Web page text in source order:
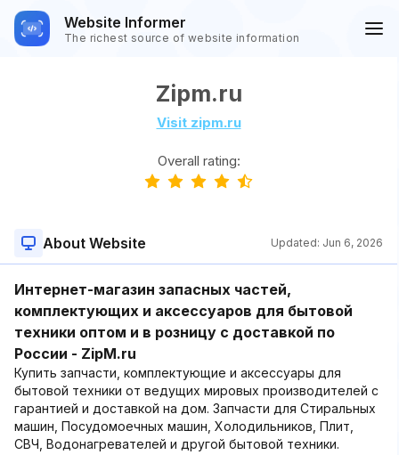
Website Informer
The richest source of website information
Zipm.ru
Visit zipm.ru
Overall rating:
About Website Updated: Jun 6, 2026
Интернет-магазин запасных частей,
комплектующих и аксессуаров для бытовой
техники оптом и в розницу с доставкой по
России - ZipM.ru
Купить запчасти, комплектующие и аксессуары для
бытовой техники от ведущих мировых производителей с
гарантией и доставкой на дом. Запчасти для Стиральных
машин, Посудомоечных машин, Холодильников, Плит,
СВЧ, Водонагревателей и другой бытовой техники.